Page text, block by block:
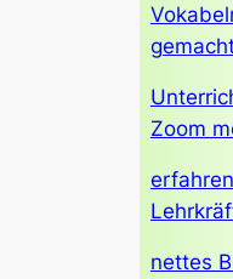
Zoom
nettes